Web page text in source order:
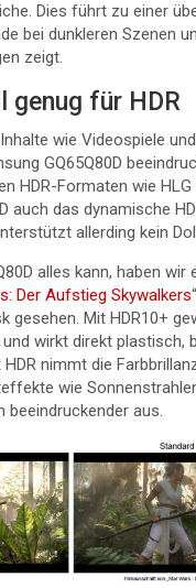
Dies führt zu einer
bei dunkleren Szenen
zeigt.
genug für HDR
wie Videospiele
GQ65Q80D
HDR-Formaten wie HLG
auch das dynamische
allerding kein
alles kann, haben wir
Der Aufstieg Skywalkers
gesehen. Mit HDR10+
wirkt direkt plastisch,
nimmt die
wie
beeindruckender aus.